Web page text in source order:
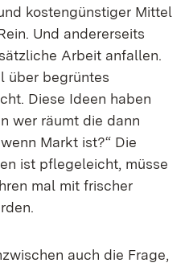
kostengünstiger Mittel
Und andererseits
Arbeit anfallen.
über begrüntes
Diese Ideen haben
wer räumt die dann
Markt ist?“ Die
ist pflegeleicht, müsse
mal mit frischer
auch die Frage,